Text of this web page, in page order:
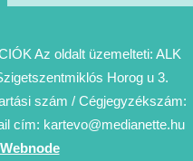
Az oldalt üzemelteti: ALK
Horog u 3.
szám / Cégjegyzékszám:
cím: kartevo@medianette.hu